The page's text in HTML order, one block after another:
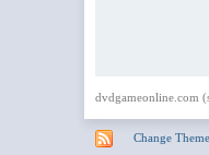
dvdgameonline.com
Change Theme